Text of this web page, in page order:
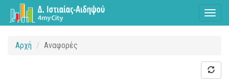
Αρχή Αναφορές